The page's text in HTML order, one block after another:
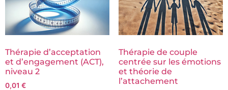
Thérapie d’acceptation
et d’engagement (ACT),
niveau 2
0,01 €
Thérapie de couple
centrée sur les émotions
et théorie de
l’attachement